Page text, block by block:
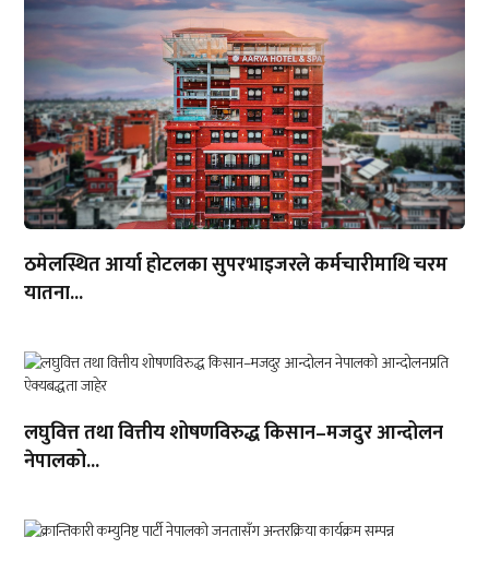
ठमेलस्थित आर्या होटलका सुपरभाइजरले कर्मचारीमाथि चरम
यातना...
लघुवित्त तथा वित्तीय शोषणविरुद्ध किसान–मजदुर आन्दोलन
नेपालको...